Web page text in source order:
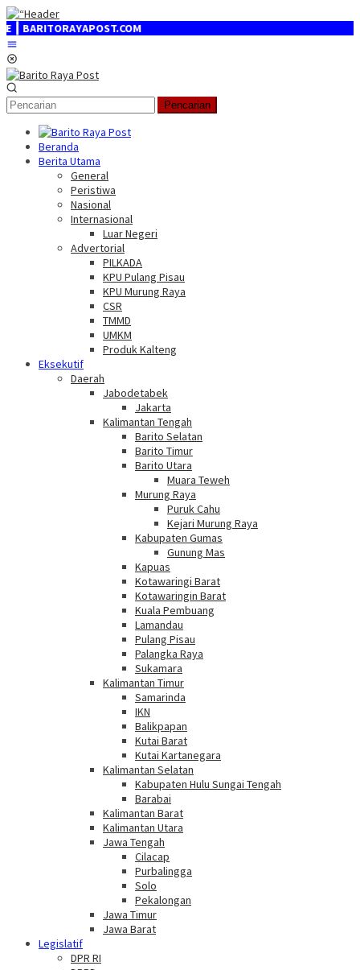
Loncat
ke
konten
Pencarian
Beranda
Berita Utama
General
Peristiwa
Nasional
Internasional
Luar Negeri
Advertorial
PILKADA
KPU Pulang Pisau
KPU Murung Raya
CSR
TMMD
UMKM
Produk Kalteng
Eksekutif
Daerah
Jabodetabek
Jakarta
Kalimantan Tengah
Barito Selatan
Barito Timur
Barito Utara
Muara Teweh
Murung Raya
Puruk Cahu
Kejari Murung Raya
Kabupaten Gumas
Gunung Mas
Kapuas
Kotawaringi Barat
Kotawaringin Barat
Kuala Pembuang
Lamandau
Pulang Pisau
Palangka Raya
Sukamara
Kalimantan Timur
Samarinda
IKN
Balikpapan
Kutai Barat
Kutai Kartanegara
Kalimantan Selatan
Kabupaten Hulu Sungai Tengah
Barabai
Kalimantan Barat
Kalimantan Utara
Jawa Tengah
Cilacap
Purbalingga
Solo
Pekalongan
Jawa Timur
Jawa Barat
Legislatif
DPR RI